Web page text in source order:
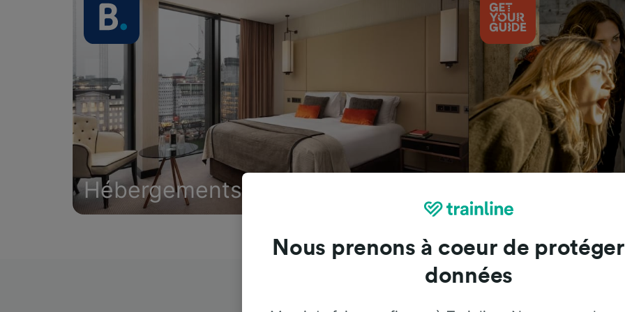
Hébergements
Trainline : l'avis de nos clients
Nous prenons à coeur de
données